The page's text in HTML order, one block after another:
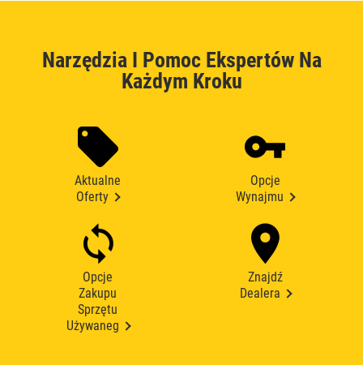
Narzędzia I Pomoc Ekspertów Na
Każdym Kroku
Aktualne
Oferty
Opcje
Wynajmu
Opcje
Zakupu
Sprzętu
Używaneg
Znajdź
Dealera